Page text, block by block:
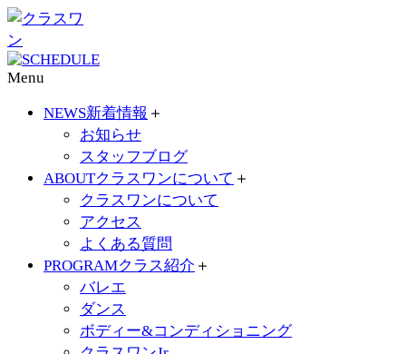
Menu
NEWS新着情報 ＋
お知らせ
スタッフブログ
ABOUTクラスワンについて ＋
クラスワンについて
アクセス
よくある質問
PROGRAMクラス紹介 ＋
バレエ
ダンス
ボディー&コンディショニング